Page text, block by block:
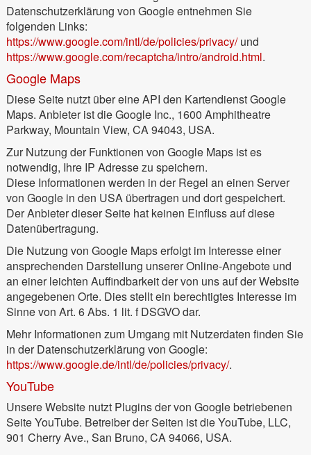
Datenschutzerklärung von Google entnehmen Sie
folgenden Links:
https://www.google.com/intl/de/policies/privacy/und
https://www.google.com/recaptcha/intro/android.html.
Google Maps
Diese Seite nutzt über eine API den Kartendienst Google
Maps. Anbieter ist die Google Inc., 1600 Amphitheatre
Parkway, Mountain View, CA 94043, USA.
Zur Nutzung der Funktionen von Google Maps ist es
notwendig, Ihre IP Adresse zu speichern.
Diese Informationen werden in der Regel an einen Server
von Google in den USA übertragen und dort gespeichert.
Der Anbieter dieser Seite hat keinen Einfluss auf diese
Datenübertragung.
Die Nutzung von Google Maps erfolgt im Interesse einer
ansprechenden Darstellung unserer Online-Angebote und
an einer leichten Auffindbarkeit der von uns auf der Website
angegebenen Orte. Dies stellt ein berechtigtes Interesse im
Sinne von Art. 6 Abs. 1 lit. f DSGVO dar.
Mehr Informationen zum Umgang mit Nutzerdaten finden Sie
in der Datenschutzerklärung von Google:
https://www.google.de/intl/de/policies/privacy/.
YouTube
Unsere Website nutzt Plugins der von Google betriebenen
Seite YouTube. Betreiber der Seiten ist die YouTube, LLC,
901 Cherry Ave., San Bruno, CA 94066, USA.